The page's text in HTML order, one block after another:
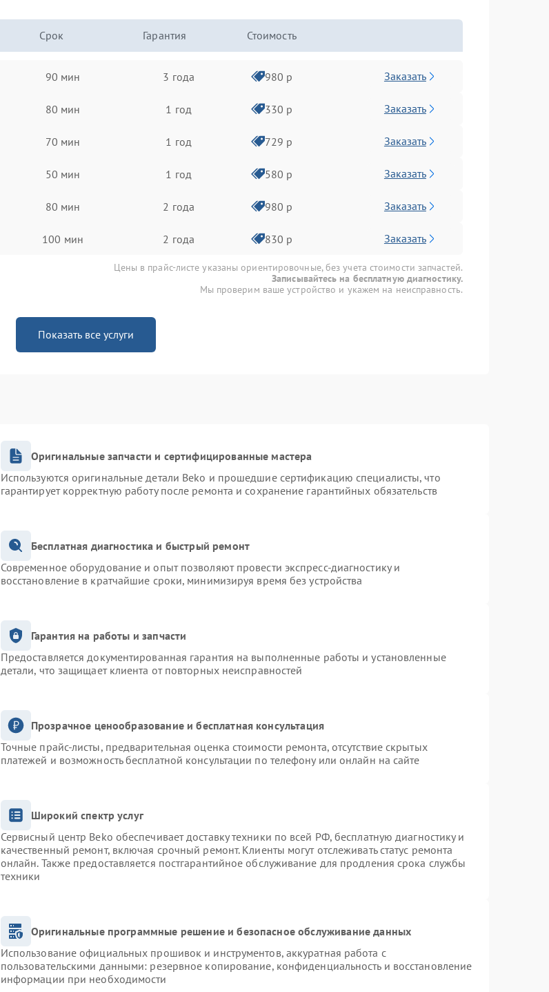
Срок Гарантия Стоимость
90 мин 3 года 980 р Заказать
80 мин 1 год 330 р Заказать
70 мин 1 год 729 р Заказать
50 мин 1 год 580 р Заказать
80 мин 2 года 980 р Заказать
100 мин 2 года 830 р Заказать
Цены в прайс-листе указаны ориентировочные, без учета стоимости запчастей.
Записывайтесь на бесплатную диагностику.
Мы проверим ваше устройство и укажем на неисправность.
Показать все услуги
Оригинальные запчасти и сертифицированные мастера
Используются оригинальные детали Beko и прошедшие сертификацию специалисты, что
гарантирует корректную работу после ремонта и сохранение гарантийных обязательств
Бесплатная диагностика и быстрый ремонт
Современное оборудование и опыт позволяют провести экспресс-диагностику и
восстановление в кратчайшие сроки, минимизируя время без устройства
Гарантия на работы и запчасти
Предоставляется документированная гарантия на выполненные работы и установленные
детали, что защищает клиента от повторных неисправностей
Прозрачное ценообразование и бесплатная консультация
Точные прайс-листы, предварительная оценка стоимости ремонта, отсутствие скрытых
платежей и возможность бесплатной консультации по телефону или онлайн на сайте
Широкий спектр услуг
Сервисный центр Beko обеспечивает доставку техники по всей РФ, бесплатную диагностику и
качественный ремонт, включая срочный ремонт. Клиенты могут отслеживать статус ремонта
онлайн. Также предоставляется постгарантийное обслуживание для продления срока службы
техники
Оригинальные программные решение и безопасное обслуживание данных
Использование официальных прошивок и инструментов, аккуратная работа с
пользовательскими данными: резервное копирование, конфиденциальность и восстановление
информации при необходимости